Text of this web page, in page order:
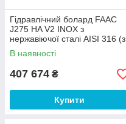
Гідравлічний болард FAAC
J275 HA V2 INOX з
нержавіючої сталі AISI 316 (з
системою підігріву до -40°C)
В наявності
407 674 ₴
Купити